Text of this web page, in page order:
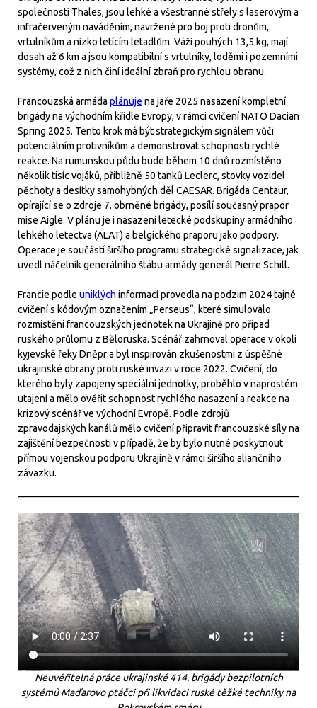
společností Thales, jsou lehké a všestranné střely s laserovým a
infračerveným naváděním, navržené pro boj proti dronům,
vrtulníkům a nízko letícím letadlům. Váží pouhých 13,5 kg, mají
dosah až 6 km a jsou kompatibilní s vrtulníky, loděmi i pozemními
systémy, což z nich činí ideální zbraň pro rychlou obranu.
Francouzská armáda plánuje na jaře 2025 nasazení kompletní
brigády na východním křídle Evropy, v rámci cvičení NATO Dacian
Spring 2025. Tento krok má být strategickým signálem vůči
potenciálním protivníkům a demonstrovat schopnosti rychlé
reakce. Na rumunskou půdu bude během 10 dnů rozmístěno
několik tisíc vojáků, přibližně 50 tanků Leclerc, stovky vozidel
pěchoty a desítky samohybných děl CAESAR. Brigáda Centaur,
opírající se o zdroje 7. obrněné brigády, posílí současný prapor
mise Aigle. V plánu je i nasazení letecké podskupiny armádního
lehkého letectva (ALAT) a belgického praporu jako podpory.
Operace je součástí širšího programu strategické signalizace, jak
uvedl náčelník generálního štábu armády generál Pierre Schill.
Francie podle uniklých informací provedla na podzim 2024 tajné
cvičení s kódovým označením „Perseus“, které simulovalo
rozmístění francouzských jednotek na Ukrajině pro případ
ruského průlomu z Běloruska. Scénář zahrnoval operace v okolí
kyjevské řeky Dněpr a byl inspirován zkušenostmi z úspěšné
ukrajinské obrany proti ruské invazi v roce 2022. Cvičení, do
kterého byly zapojeny speciální jednotky, proběhlo v naprostém
utajení a mělo ověřit schopnost rychlého nasazení a reakce na
krizový scénář ve východní Evropě. Podle zdrojů
zpravodajských kanálů mělo cvičení připravit francouzské síly na
zajištění bezpečnosti v případě, že by bylo nutné poskytnout
přímou vojenskou podporu Ukrajině v rámci širšího aliančního
závazku.
Neuvěřitelná práce ukrajinské 414. brigády bezpilotních
systémů Maďarovo ptáčci při likvidaci ruské těžké techniky na